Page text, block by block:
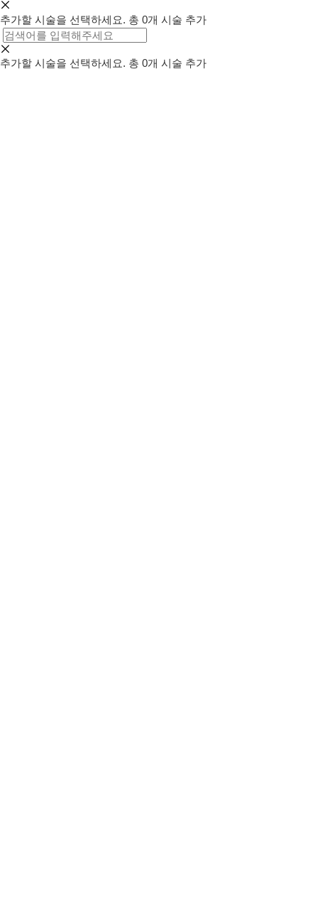
추가할 시술을 선택하세요. 총 0개 시술 추가
추가할 시술을 선택하세요. 총 0개 시술 추가